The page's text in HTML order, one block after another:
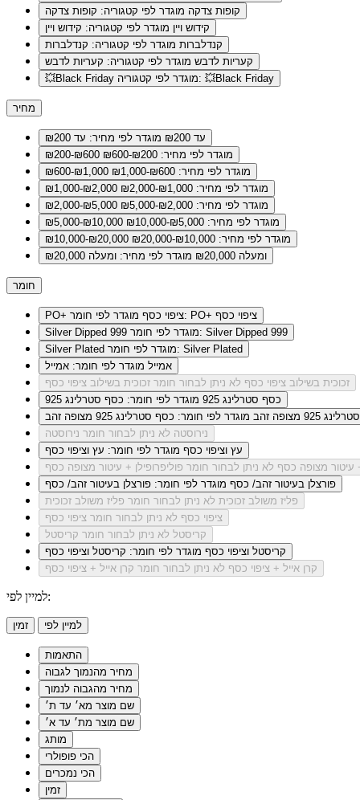
קופות צדקה מוגדר לפי קטגוריה: קופות צדקה
קידוש ויין מוגדר לפי קטגוריה: קידוש ויין
קנדלברות מוגדר לפי קטגוריה: קנדלברות
קעריות לדבש מוגדר לפי קטגוריה: קעריות לדבש
💥Black Friday
מוגדר לפי קטגוריה: 💥Black Friday
מחיר
עד ₪200
מוגדר לפי מחיר: עד ₪200
₪200-₪600
מוגדר לפי מחיר: ₪200-₪600
₪600-₪1,000
מוגדר לפי מחיר: ₪600-₪1,000
₪1,000-₪2,000
מוגדר לפי מחיר: ₪1,000-₪2,000
₪2,000-₪5,000
מוגדר לפי מחיר: ₪2,000-₪5,000
₪5,000-₪10,000
מוגדר לפי מחיר: ₪5,000-₪10,000
₪10,000-₪20,000
מוגדר לפי מחיר: ₪10,000-₪20,000
ומעלה ₪20,000
מוגדר לפי מחיר: ומעלה ₪20,000
חומר
PO+ ציפוי כסף
מוגדר לפי חומר: PO+ ציפוי כסף
Silver Dipped 999
מוגדר לפי חומר: Silver Dipped 999
Silver Plated
מוגדר לפי חומר: Silver Plated
אמייל מוגדר לפי חומר: אמייל
זכוכית בשילוב ציפוי כסף לא ניתן לבחור חומר זכוכית בשילוב ציפוי כסף
כסף סטרלינג 925
מוגדר לפי חומר: כסף סטרלינג 925
925 מצופה זהב
מוגדר לפי חומר: כסף סטרלינג 925 מצופה זהב
נירוסטה לא ניתן לבחור חומר נירוסטה
עץ וציפוי כסף מוגדר לפי חומר: עץ וציפוי כסף
עיטור מצופה כסף לא ניתן לבחור חומר פוליפרופילן + עיטור מצופה כסף
פורצלן בעיטור זהב/ כסף מוגדר לפי חומר: פורצלן בעיטור זהב/ כסף
פליז משולב זכוכית לא ניתן לבחור חומר פליז משולב זכוכית
ציפוי כסף לא ניתן לבחור חומר ציפוי כסף
קריסטל לא ניתן לבחור חומר קריסטל
קריסטל וציפוי כסף מוגדר לפי חומר: קריסטל וציפוי כסף
קרן אייל + ציפוי כסף לא ניתן לבחור חומר קרן אייל + ציפוי כסף
למיין לפי:
זמין למיין לפי
התאמות
מחיר מהנמוך לגבוה
מחיר מהגבוה לנמוך
שם מוצר מא׳ עד ת׳
שם מוצר מת׳ עד א׳
מותג
הכי פופולרי
הכי נמכרים
זמין